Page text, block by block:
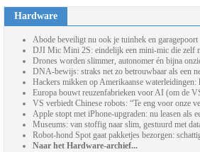
Hardware
Abode beveiligt nu ook je tuinhek en garagepoort
DJI Mic Mini 2S: eindelijk een mini-mic die zelf
Drones worden slimmer, autonomer én bijna
DNA-bewijs: straks net zo betrouwbaar als een
Hackers mikken op Amerikaanse waterleidingen:
Europa bouwt reuzenfabrieken voor AI (om de
VS verbiedt Chinese robots: “Te eng voor onze
Apple stopt met iPhone-upgraden: nu leasen als
Museums: van stoffig naar slim, gestuurd met
Robot-hond Spot gaat pakketjes bezorgen:
Naar het Hardware-archief...